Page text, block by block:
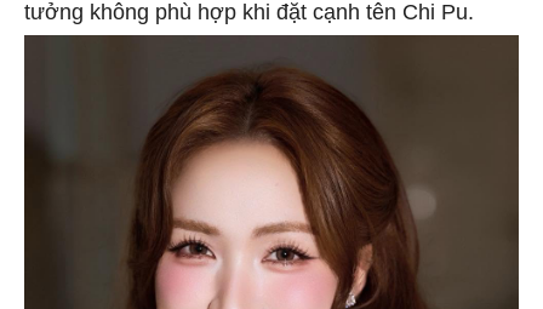
tưởng không phù hợp khi đặt cạnh tên Chi Pu.